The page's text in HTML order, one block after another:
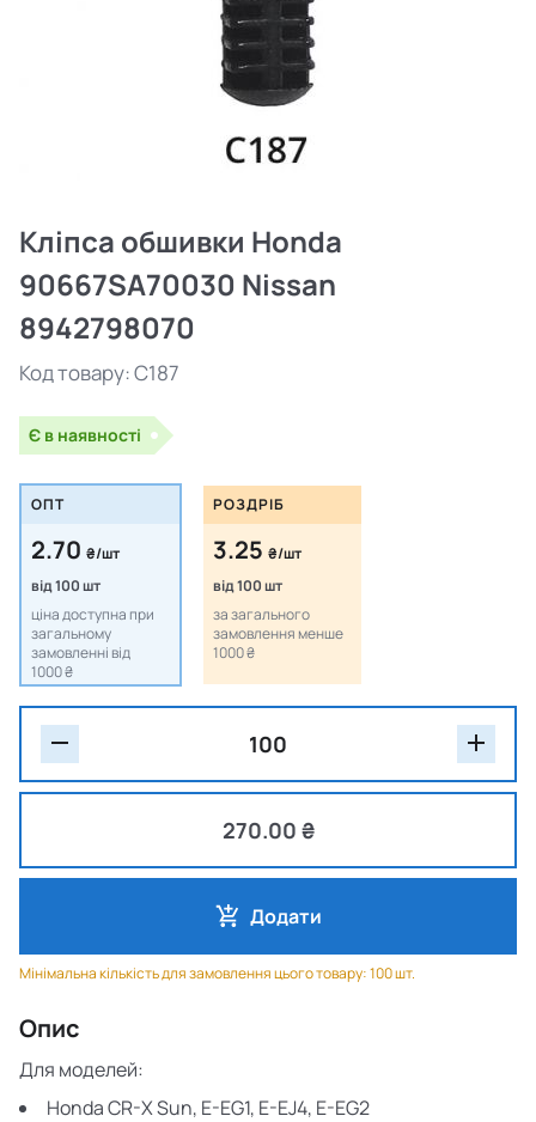
Кліпса обшивки Honda
90667SA70030 Nissan
8942798070
Код товару:C187
Є в наявності
ОПТ
2.70 ₴/шт
від 100 шт
ціна доступна при
загальному
замовленні від
1000 ₴
РОЗДРІБ
3.25 ₴/шт
від 100 шт
за загального
замовлення менше
1000 ₴
270.00 ₴
Додати
Мінімальна кількість для замовлення цього товару: 100 шт.
Опис
Для моделей:
Honda CR-XSun, E-EG1, E-EJ4, E-EG2